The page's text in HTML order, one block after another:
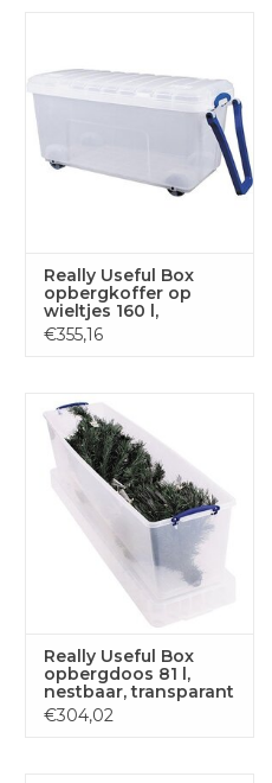
Really Useful Box
opbergkoffer op
wieltjes 160 l,
transparant
€355,16
Really Useful Box
opbergdoos 81 l,
nestbaar, transparant
€304,02